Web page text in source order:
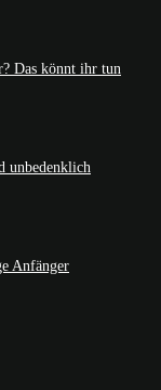
Das könnt ihr tun
unbedenklich
Anfänger